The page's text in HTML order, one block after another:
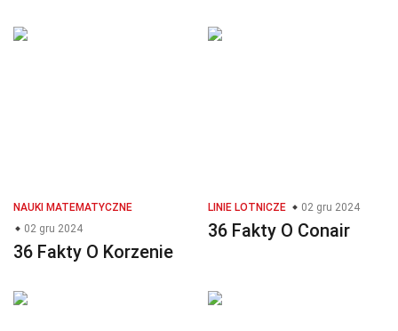
NAUKI MATEMATYCZNE
02 gru 2024
36 Fakty O Korzenie
LINIE LOTNICZE 02 gru 2024
36 Fakty O Conair